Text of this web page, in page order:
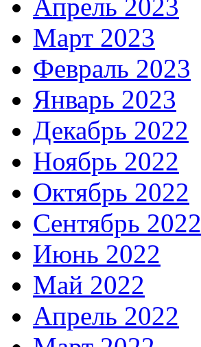
Апрель 2023
Март 2023
Февраль 2023
Январь 2023
Декабрь 2022
Ноябрь 2022
Октябрь 2022
Сентябрь 2022
Июнь 2022
Май 2022
Апрель 2022